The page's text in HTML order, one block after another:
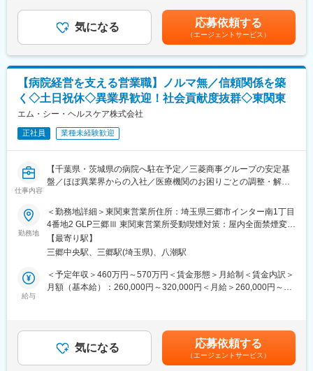
けるような体制を整えています。
変更の範囲：会社の定める業務
・医療材料や医薬品の調達代行
・医療材料や医薬品の在庫管理
のため、パートさんの業務サポートやシフト調整も行います。
※医療材料とは？：注射やガーゼなど病院で使用される材料
（2）医療製品の購入価格削減
医療材料の価格は、地域や病院の間で大きなばらつきがため、当
社が、医療スタッフとメーカー、ディーラーの間に立ち、適切な
価格で安定的な調達を実現します。
【実施内容】
・コストが低い製品を採用するために、ドクターなど医療スタッ
フへの提案
※医療スタッフの意向を確認し、コストとのバランスを鑑みて、改
善に向けた提案・各所の調整を行います
■入社後のサポート体制：
・2～3年程度をめどに、商材知識を身につけていただきます。
にサポートしていくので、初めての方も安心です。
・基本的に、病院へ常駐するスタイルでの勤務となりますが、同
じ部署のスタッフが常に気にかけてくれるため、不安はすぐに解
くまでも目安の金額であり、選考を通じて上下する可能性があり
ます。月給(月額)は固定手当を含めた表記です。
気になる 応募依頼する
（エージェントサービス）
【病院経営を支える営業職】ノルマ無／信頼関係を築
く◇土日祝休◇異業界歓迎！社会貢献度抜群◇東関東
エム・シー・ヘルスケア株式会社
正社員 業種未経験歓迎
仕事内容
【千葉県・茨城県の病院へ駐在予定／三菱商事グループの安定基
盤／ほぼ異業界からの入社／医療機関のお困りごとの調整・解決
■職務内容：
当社は、病院経営のパートナーとして、病院で使用する医療材料
や医薬品の調達、物品管理や、医療材料費に関する削減の提案を
行っております。
本ポジションでは、基本的には顧客となる病院に常駐し、医療現
場の後方支援に必要な業務に取り組んでいただきます。
（1）病院内の物流管理（SPD）
・医療材料や医薬品の調達代行
勤務地
＜勤務地詳細＞東関東営業所住所：埼玉県三郷市インター南1丁目
4番地2 GLP三郷Ⅲ 東関東営業所受動喫煙対策：屋内全面禁煙変更
の範囲：会社の定める事業所
【最寄り駅】
三郷中央駅、三郷駅(埼玉県)、八潮駅
給与
＜予定年収＞460万円～570万円＜賃金形態＞月給制＜賃金内訳＞
月額（基本給）：260,000円～320,000円＜月給＞260,000円～
くまでも目安の金額であり、選考を通じて上下する可能性があり
ます。月給(月額)は固定手当を含めた表記です。
気になる 応募依頼する
（エージェントサービス）